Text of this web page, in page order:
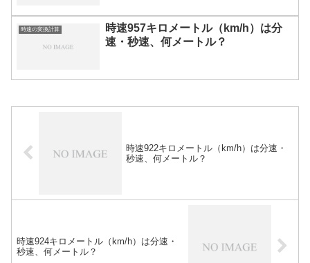
時速の変換計算
時速957キロメートル（km/h）は分
速・秒速、何メートル？
時速922キロメートル（km/h）は分速・
秒速、何メートル？
時速924キロメートル（km/h）は分速・
秒速、何メートル？